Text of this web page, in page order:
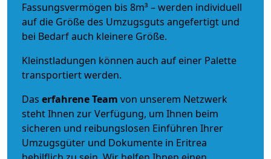
Fassungsvermögen bis 8m³ – werden individuell
auf die Größe des Umzugsguts angefertigt und
bei Bedarf auch kleinere Größe.
Kleinstladungen können auch auf einer Palette
transportiert werden.
Das erfahrene Team von unserem Netzwerk
steht Ihnen zur Verfügung, um Ihnen beim
sicheren und reibungslosen Einführen Ihrer
Umzugsgüter und Dokumente in Eritrea